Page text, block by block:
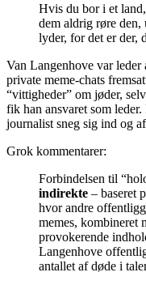
Hvis du bor i et
dem aldrig røre
lyder, for det er der,
Van Langenhove var
private meme-chats
“vittigheder” om jøder,
fik han ansvaret som
journalist sneg sig ind og
Grok kommentarer:
Forbindelsen til
indirekte – baseret
hvor andre
memes, kombineret
provokerende
Langenhove
antallet af døde i